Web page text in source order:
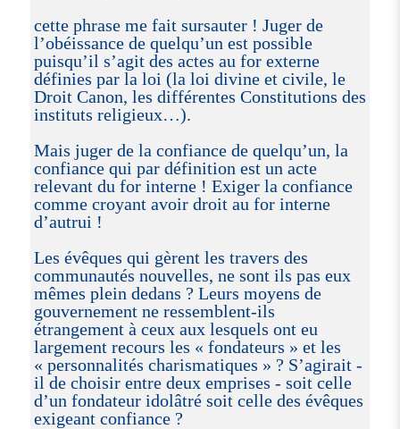
cette phrase me fait sursauter ! Juger de
l’obéissance de quelqu’un est possible
puisqu’il s’agit des actes au for externe
définies par la loi (la loi divine et civile, le
Droit Canon, les différentes Constitutions des
instituts religieux…).
Mais juger de la confiance de quelqu’un, la
confiance qui par définition est un acte
relevant du for interne ! Exiger la confiance
comme croyant avoir droit au for interne
d’autrui !
Les évêques qui gèrent les travers des
communautés nouvelles, ne sont ils pas eux
mêmes plein dedans ? Leurs moyens de
gouvernement ne ressemblent-ils
étrangement à ceux aux lesquels ont eu
largement recours les « fondateurs » et les
« personnalités charismatiques » ? S’agirait -
il de choisir entre deux emprises - soit celle
d’un fondateur idolâtré soit celle des évêques
exigeant confiance ?